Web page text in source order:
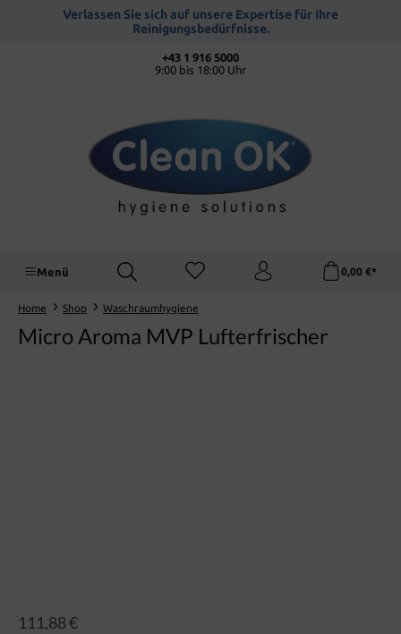
springenVerlassen Sie sich auf unsere Expertise für Ihre
Reinigungsbedürfnisse.
+43 1 916 5000
9:00 bis 18:00 Uhr
Menü 0,00 €*
Home Shop Waschraumhygiene
Micro Aroma MVP Lufterfrischer
111,88 €